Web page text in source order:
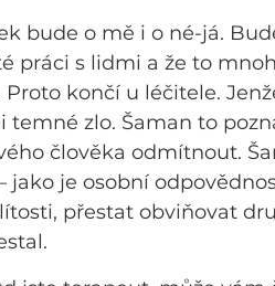
bude o mě i o né-já.
práci s lidmi a že to
Proto končí u léčitele.
temné zlo. Šaman to
člověka odmítnout.
jako je osobní
přestat obviňovat